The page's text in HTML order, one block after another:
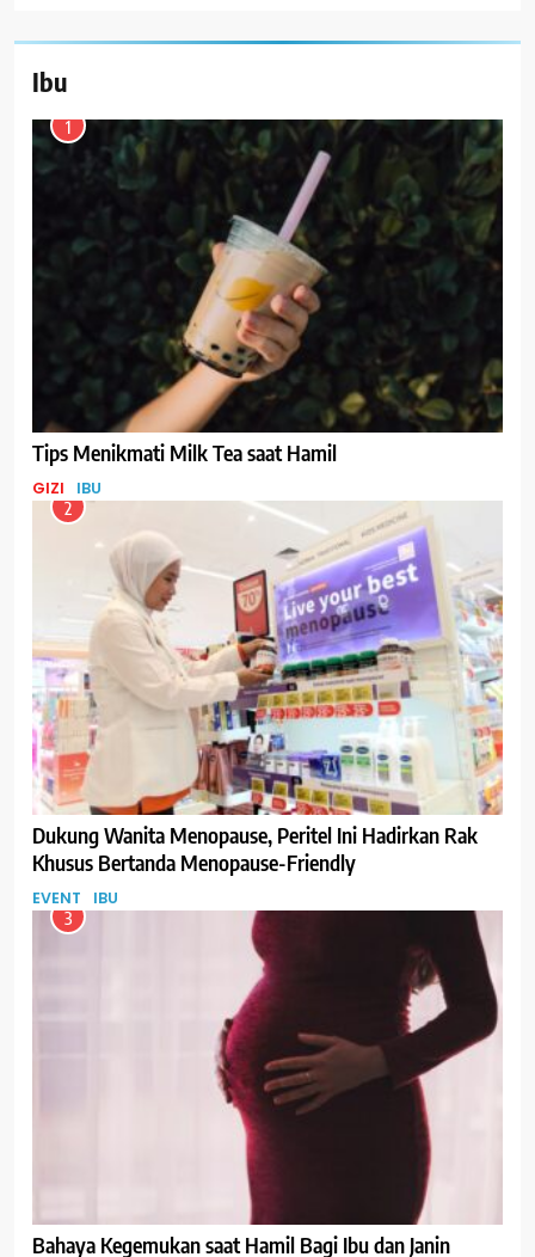
Ibu
1
Tips Menikmati Milk Tea saat Hamil
GIZI IBU
2
Dukung Wanita Menopause, Peritel Ini Hadirkan Rak
Khusus Bertanda Menopause-Friendly
EVENT IBU
3
Bahaya Kegemukan saat Hamil Bagi Ibu dan Janin